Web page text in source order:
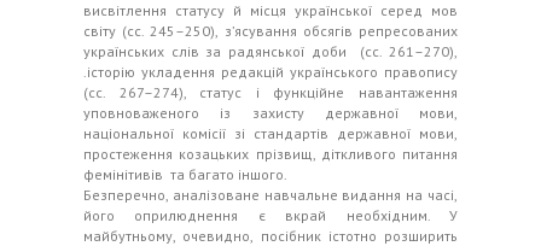
висвітлення статусу й місця української серед мов
світу (сс. 245–250), з’ясування обсягів репресованих
українських слів за радянської доби (сс. 261–270),
.історію укладення редакцій українського правопису
(сс. 267–274), статус і функційне навантаження
уповноваженого із захисту державної мови,
національної комісії зі стандартів державної мови,
простеження козацьких прізвищ, діткливого питання
фемінітивів та багато іншого.
Безперечно, аналізоване навчальне видання на часі,
його оприлюднення є вкрай необхідним. У
майбутньому, очевидно, посібник істотно розширить